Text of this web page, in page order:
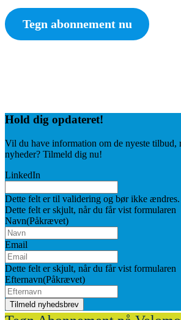
Tegn abonnement nu
Hold dig opdateret!
Vil du have information om de nyeste tilbud,
nyheder? Tilmeld dig nu!
LinkedIn
Dette felt er til validering og bør ikke ændres.
Dette felt er skjult, når du får vist formularen
Navn(Påkrævet)
Email
Dette felt er skjult, når du får vist formularen
Efternavn(Påkrævet)